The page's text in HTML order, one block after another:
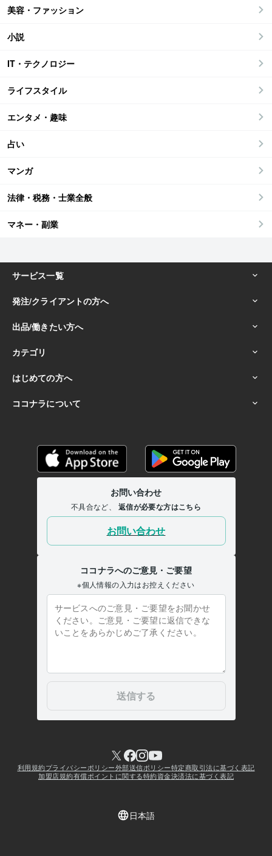
美容・ファッション
小説
IT・テクノロジー
ライフスタイル
エンタメ・趣味
占い
マンガ
法律・税務・士業全般
マネー・副業